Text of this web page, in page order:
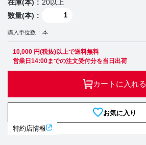
在庫(本)
20以上
数量(本)
購入単位数 本
10,000 円(税抜)以上で送料無料
営業日14:00までの注文受付分を当日出荷
カートに入れる
お気に入り
特約店情報